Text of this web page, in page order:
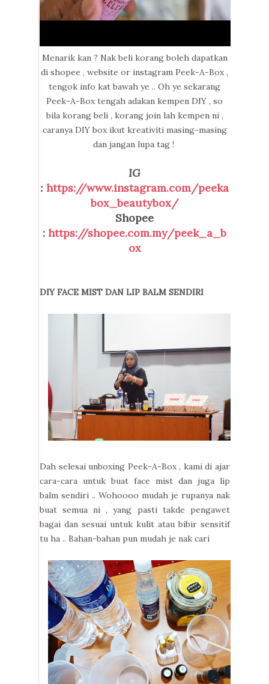
Menarik kan ? Nak beli korang boleh dapatkan
di shopee , website or instagram Peek-A-Box ,
tengok info kat bawah ye .. Oh ye sekarang
Peek-A-Box tengah adakan kempen DIY , so
bila korang beli , korang join lah kempen ni ,
caranya DIY box ikut kreativiti masing-masing
dan jangan lupa tag !
IG
:https://www.instagram.com/peeka
box_beautybox/
Shopee
:https://shopee.com.my/peek_a_b
ox
DIY FACE MIST DAN LIP BALM SENDIRI
Dah selesai unboxing Peek-A-Box , kami di ajar
cara-cara untuk buat face mist dan juga lip
balm sendiri .. Wohoooo mudah je rupanya nak
buat semua ni , yang pasti takde pengawet
bagai dan sesuai untuk kulit atau bibir sensitif
tu ha .. Bahan-bahan pun mudah je nak cari